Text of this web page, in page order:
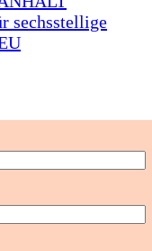
sechsstellige